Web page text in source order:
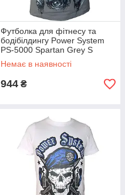
Футболка для фітнесу та
бодібілдингу Power System
PS-5000 Spartan Grey S
Немає в наявності
944 ₴